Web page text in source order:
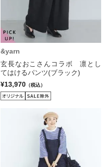
&yarn
玄長なおこさんコラボ 凛とし
てはけるパンツ(ブラック)
¥13,970 （税込）